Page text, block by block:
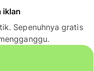
iklan
Sepenuhnya gratis